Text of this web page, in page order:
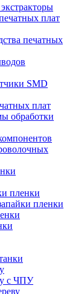
плат
печатных
SMD
плат
обработки
пленки
пленки
с ЧПУ